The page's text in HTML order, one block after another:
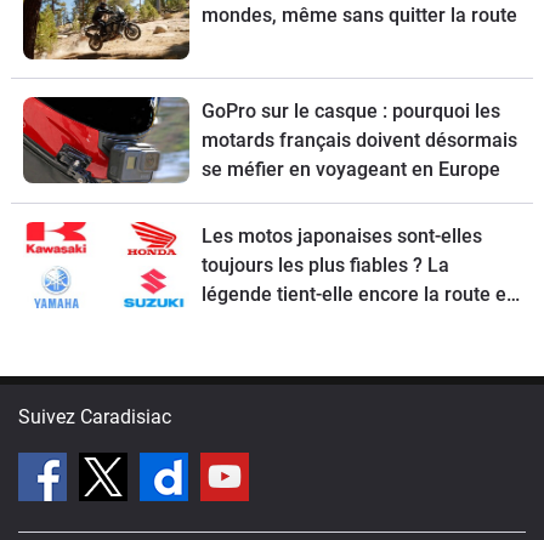
mondes, même sans quitter la route
GoPro sur le casque : pourquoi les
motards français doivent désormais
se méfier en voyageant en Europe
Les motos japonaises sont-elles
toujours les plus fiables ? La
légende tient-elle encore la route en
Suivez Caradisiac